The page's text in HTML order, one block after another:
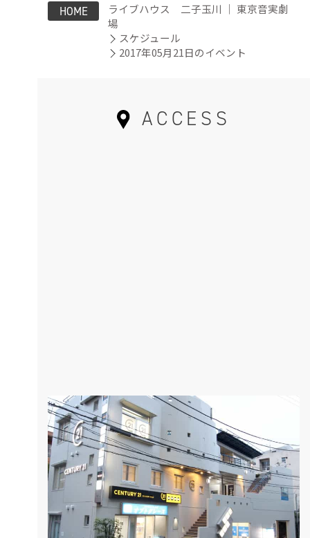
HOME
ライブハウス 二子玉川 ｜ 東京音実劇
場
スケジュール
2017年05月21日のイベント
ACCESS